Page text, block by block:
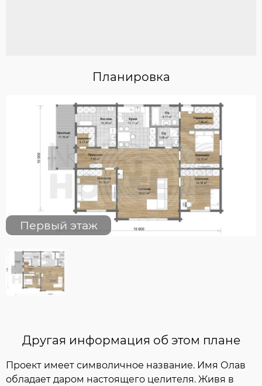
Планировка
Первый этаж
Другая информация об этом плане
Проект имеет символичное название. Имя Олав
обладает даром настоящего целителя. Живя в